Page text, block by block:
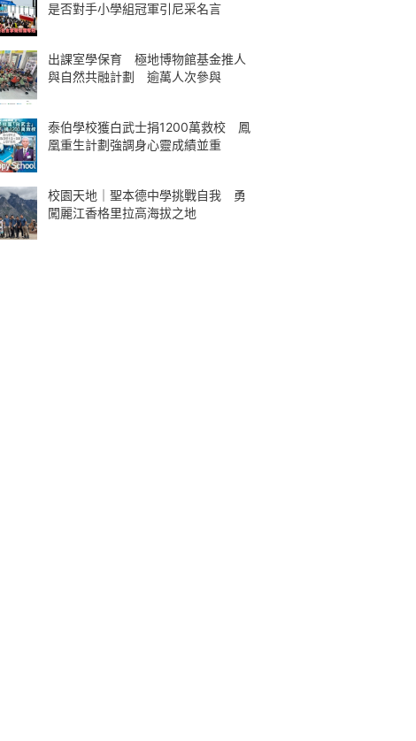
是否對手小學組冠軍引尼采名言
出課室學保育 極地博物館基金推人
與自然共融計劃 逾萬人次參與
泰伯學校獲白武士捐1200萬救校 鳳
凰重生計劃強調身心靈成績並重
校園天地｜聖本德中學挑戰自我 勇
闖麗江香格里拉高海拔之地